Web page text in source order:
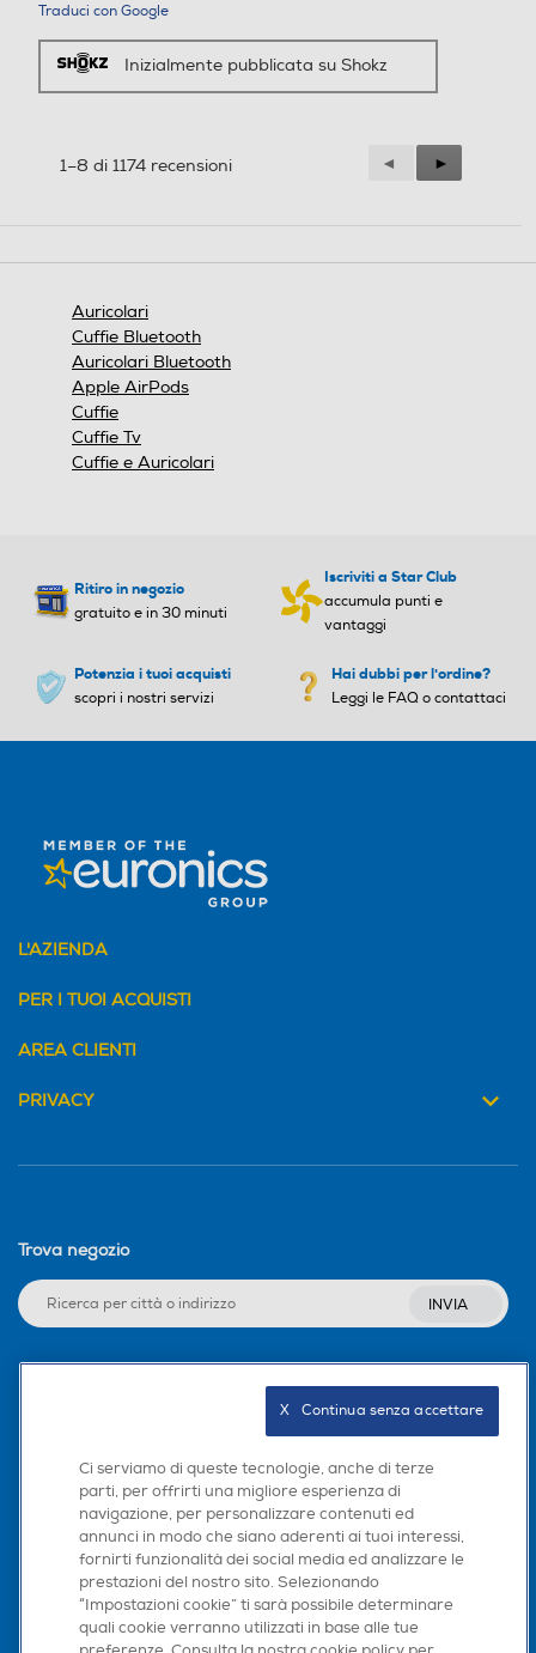
Traduci con Google
Inizialmente pubblicata su Shokz
1–8 di 1174 recensioni
Precedente
Reviews
◄
Successiva
Reviews
►
Auricolari
Cuffie Bluetooth
Auricolari Bluetooth
Apple AirPods
Cuffie
Cuffie Tv
Cuffie e Auricolari
Ritiro in negozio
gratuito e in 30 minuti
Iscriviti a Star Club
accumula punti e
vantaggi
Potenzia i tuoi acquisti
scopri i nostri servizi
Hai dubbi per l'ordine?
Leggi le FAQ o contattaci
L'AZIENDA
PER I TUOI ACQUISTI
AREA CLIENTI
PRIVACY
Trova negozio
INVIA
Scarica la nostra app
Ci serviamo di queste tecnologie, anche di terze
parti, per offrirti una migliore esperienza di
navigazione, per personalizzare contenuti ed
annunci in modo che siano aderenti ai tuoi interessi,
fornirti funzionalità dei social media ed analizzare le
prestazioni del nostro sito. Selezionando
“Impostazioni cookie” ti sarà possibile determinare
quali cookie verranno utilizzati in base alle tue
X   Continua senza accettare